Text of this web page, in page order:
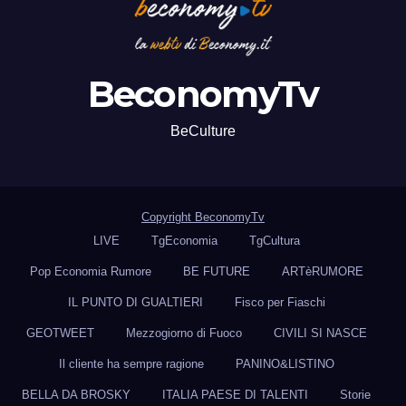
BeconomyTv
BeCulture
Copyright BeconomyTv
LIVE
TgEconomia TgCultura
Pop Economia Rumore BE FUTURE ARTèRUMORE
IL PUNTO DI GUALTIERI Fisco per Fiaschi
GEOTWEET Mezzogiorno di Fuoco CIVILI SI NASCE
Il cliente ha sempre ragione PANINO&LISTINO
BELLA DA BROSKY ITALIA PAESE DI TALENTI Storie